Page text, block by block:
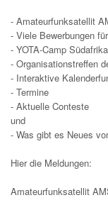
- Amateurfunksatellit
- Viele Bewerbungen
- YOTA-Camp
- Organisationstreffen
- Interaktive
- Termine
- Aktuelle Conteste
und
- Was gibt es Neues
Hier die Meldungen:
Amateurfunksatellit